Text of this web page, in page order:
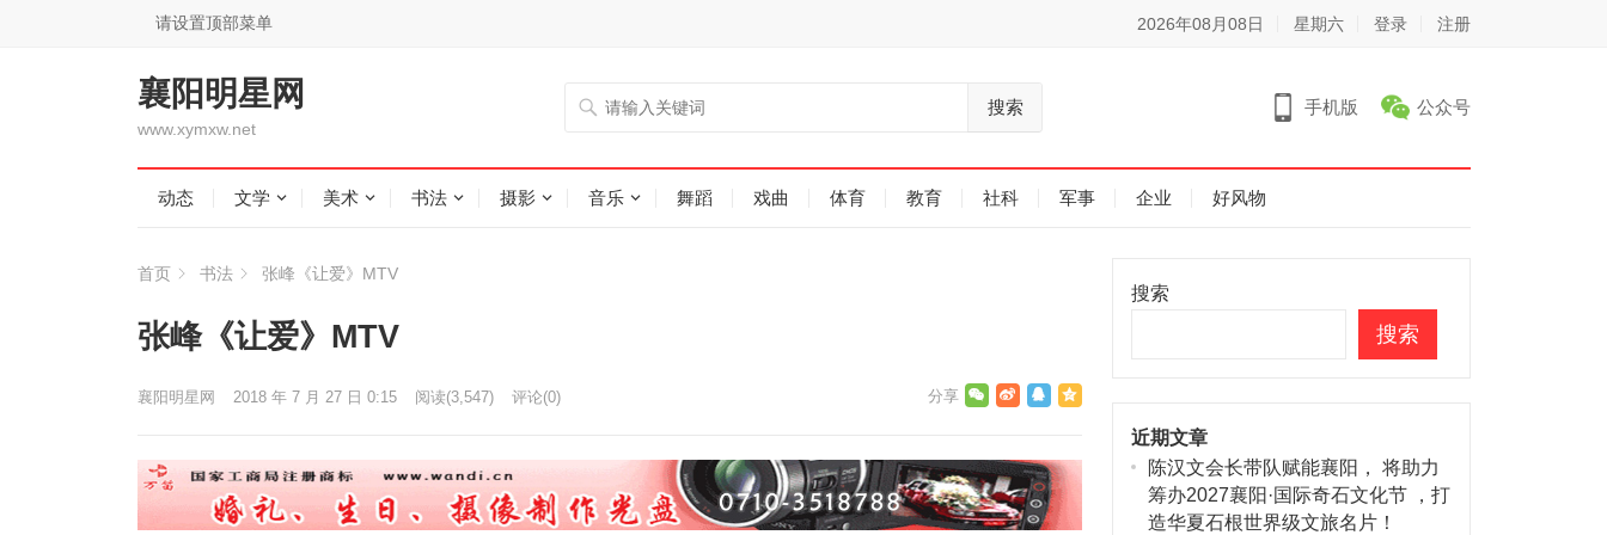
请设置顶部菜单 2026年08月08日 星期六 登录 注册
襄阳明星网
www.xymxw.net
搜索 手机版 公众号
动态 文学 美术 书法 摄影 音乐 舞蹈 戏曲 体育 教育 社科 军事 企业 好风物
首页 书法 张峰《让爱》MTV
张峰《让爱》MTV
襄阳明星网 2018 年 7 月 27 日 0:15 阅读(3,547) 评论(0)
搜索
搜索
近期文章
陈汉文会长带队赋能襄阳， 将助力
筹办2027襄阳·国际奇石文化节 ，打
造华夏石根世界级文旅名片！